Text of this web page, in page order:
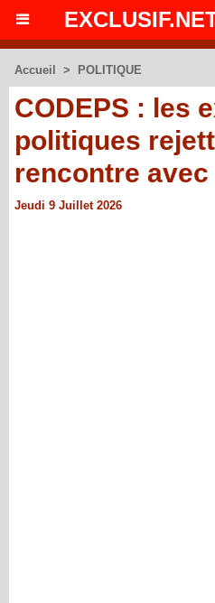
Accueil > POLITIQUE
CODEPS : les
politiques
rencontre
Jeudi 9 Juillet 2026